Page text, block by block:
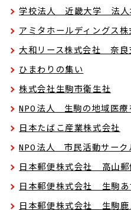
学校法人 近畿大学 法人
アミタホールディングス株
大和リース株式会社 奈良
ひまわりの集い
株式会社生駒市衛生社
NPO法人 生駒の地域医療
日本たばこ産業株式会社
NPO法人 市民活動サーク
日本郵便株式会社 高山郵
日本郵便株式会社 生駒あ
日本郵便株式会社 生駒鹿